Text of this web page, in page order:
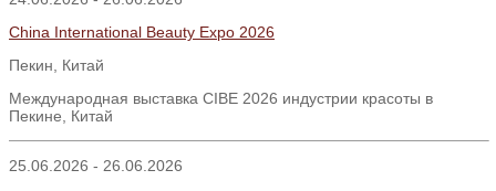
China International Beauty Expo 2026
Пекин
Китай
Международная выставка CIBE 2026 индустрии красоты в
Пекине, Китай
25.06.2026 - 26.06.2026